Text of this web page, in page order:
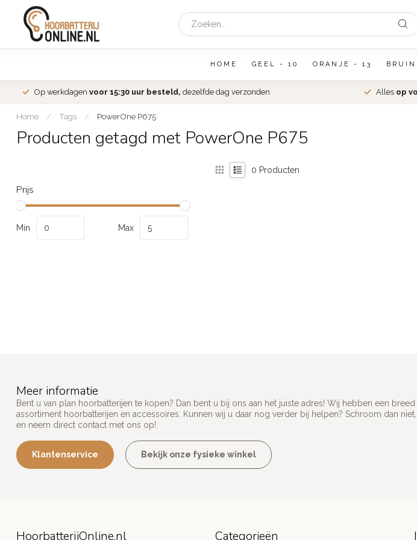
HOME GEEL - 10 ORANJE - 13
Op werkdagen voor 15:30 uur besteld, dezelfde dag verzonden Alles op
Home / Tags / PowerOne P675
Producten getagd met PowerOne P675
Prijs
Min Max
0 Producten
Meer informatie
Bent u van plan hoorbatterijen te kopen? Dan bent u bij ons aan het juiste adres! Wij hebben een breed
assortiment hoorbatterijen en accessoires. Kunnen wij u daar nog verder bij helpen? Schroom dan niet,
en neem direct contact met ons op!
Klantenservice Bekijk onze fysieke winkel
HoorbatterijOnline.nl Categorieën